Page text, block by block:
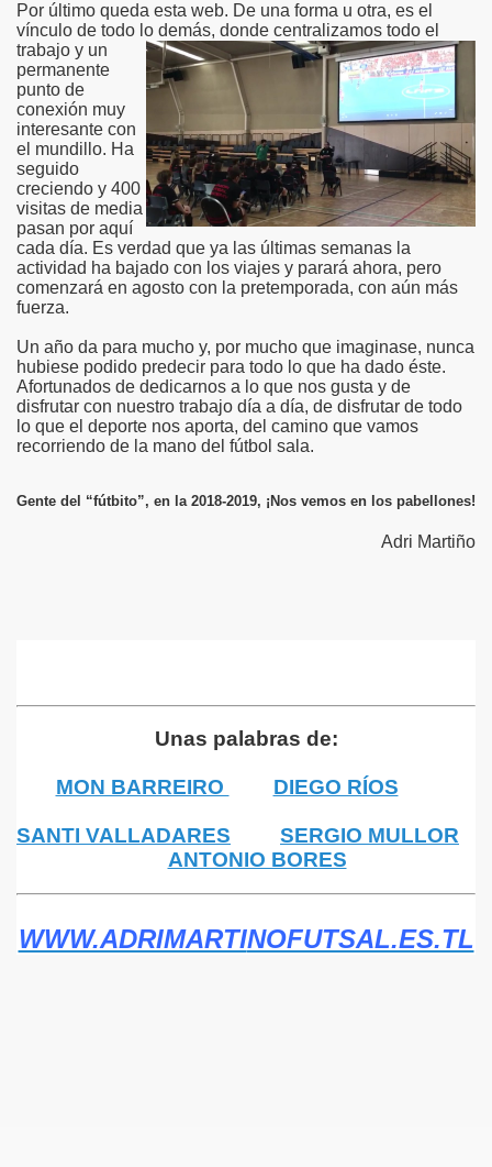
Por último queda esta web. De una forma u otra, es el
vínculo de todo lo demás, donde centralizamos todo el
trabajo y un
permanente
punto de
conexión muy
interesante con
el mundillo. Ha
seguido
creciendo y 400
visitas de media
pasan por aquí
cada día. Es verdad que ya las últimas semanas la
actividad ha bajado con los viajes y parará ahora, pero
comenzará en agosto con la pretemporada, con aún más
fuerza.
Un año da para mucho y, por mucho que imaginase, nunca
hubiese podido predecir para todo lo que ha dado éste.
Afortunados de dedicarnos a lo que nos gusta y de
disfrutar con nuestro trabajo día a día, de disfrutar de todo
lo que el deporte nos aporta, del camino que vamos
recorriendo de la mano del fútbol sala.
Gente del “fútbito”, en la 2018-2019, ¡Nos vemos en los pabellones!
Adri Martiño
Unas palabras de:
MON BARREIRO DIEGO RÍOS
SANTI VALLADARES
SERGIO MULLOR
ANTONIO BORES
WWW.ADRIMARTINOFUTSAL.ES.TL